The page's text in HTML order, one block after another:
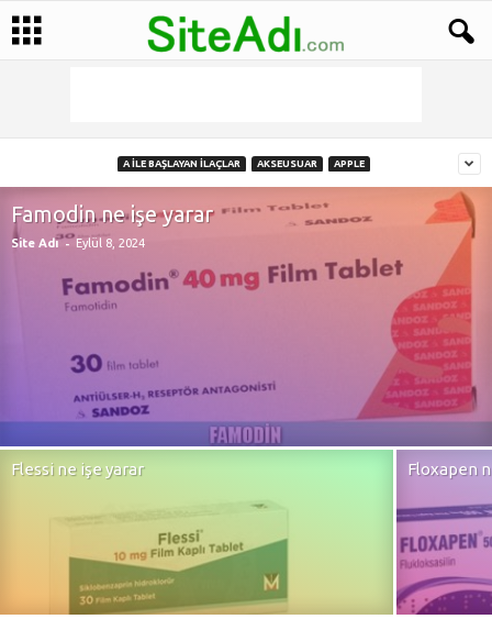
A İLE BAŞLAYAN İLAÇLAR AKSEUSUAR APPLE
Famodin ne işe yarar
Site Adı - Eylül 8, 2024
Flessi ne işe yarar Floxapen